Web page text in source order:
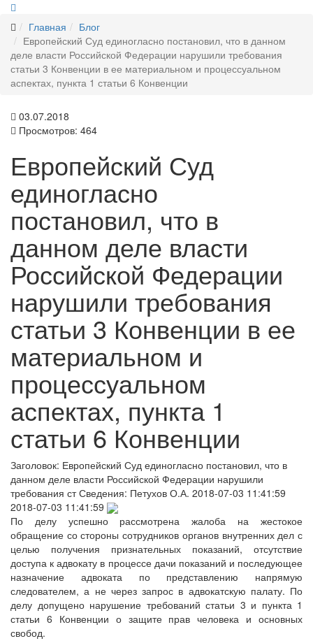
Главная
Блог
Европейский Суд единогласно постановил, что в данном
деле власти Российской Федерации нарушили требования
статьи 3 Конвенции в ее материальном и процессуальном
аспектах, пункта 1 статьи 6 Конвенции
03.07.2018
Просмотров: 464
Европейский Суд
единогласно
постановил, что в
данном деле власти
Российской Федерации
нарушили требования
статьи 3 Конвенции в ее
материальном и
процессуальном
аспектах, пункта 1
статьи 6 Конвенции
Заголовок: Европейский Суд единогласно постановил, что в
данном деле власти Российской Федерации нарушили
требования стСведения: Петухов О.А. 2018-07-03 11:41:59
2018-07-03 11:41:59
По делу успешно рассмотрена жалоба на жестокое
обращение со стороны сотрудников органов внутренних дел с
целью получения признательных показаний, отсутствие
доступа к адвокату в процессе дачи показаний и последующее
назначение адвоката по представлению напрямую
следователем, а не через запрос в адвокатскую палату. По
делу допущено нарушение требований статьи 3 и пункта 1
статьи 6 Конвенции о защите прав человека и основных
свобод.